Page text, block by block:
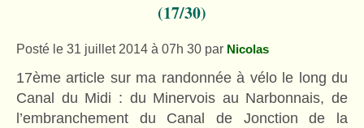
(17/30)
Posté le 31 juillet 2014 à 07h 30 par Nicolas
17ème article sur ma randonnée à vélo le long du
Canal du Midi : du Minervois au Narbonnais, de
l’embranchement du Canal de Jonction de la